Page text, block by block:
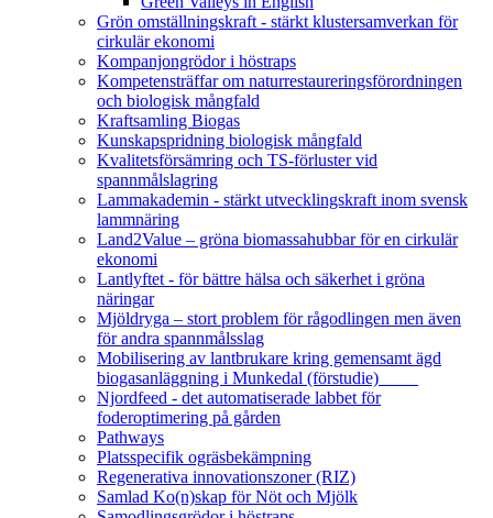
Grön omställningskraft - stärkt klustersamverkan för
cirkulär ekonomi
Kompanjongrödor i höstraps
Kompetensträffar om naturrestaureringsförordningen
och biologisk mångfald
Kraftsamling Biogas
Kunskapspridning biologisk mångfald
Kvalitetsförsämring och TS-förluster vid
spannmålslagring
Lammakademin - stärkt utvecklingskraft inom svensk
lammnäring
Land2Value – gröna biomassahubbar för en cirkulär
ekonomi
Lantlyftet - för bättre hälsa och säkerhet i gröna
näringar
Mjöldryga – stort problem för rågodlingen men även
för andra spannmålsslag
Mobilisering av lantbrukare kring gemensamt ägd
biogasanläggning i Munkedal (förstudie)
Njordfeed - det automatiserade labbet för
foderoptimering på gården
Pathways
Platsspecifik ogräsbekämpning
Regenerativa innovationszoner (RIZ)
Samlad Ko(n)skap för Nöt och Mjölk